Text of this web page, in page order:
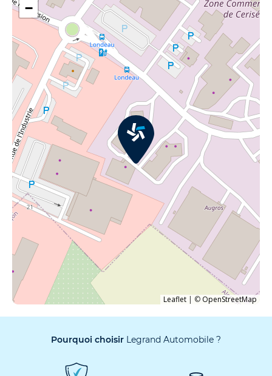
−
Leaflet | © OpenStreetMap
Pourquoi choisir Legrand Automobile ?